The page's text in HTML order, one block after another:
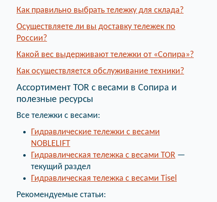
Как правильно выбрать тележку для склада?
Осуществляете ли вы доставку тележек по
России?
Какой вес выдерживают тележки от «Сопира»?
Как осуществляется обслуживание техники?
Ассортимент TOR с весами в Сопира и
полезные ресурсы
Все тележки с весами:
Гидравлические тележки с весами
NOBLELIFT
Гидравлическая тележка с весами TOR —
текущий раздел
Гидравлическая тележка с весами Tisel
Рекомендуемые статьи: